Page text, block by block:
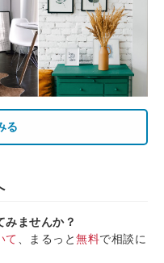
る
みませんか？
て 、まるっと無料で相談に